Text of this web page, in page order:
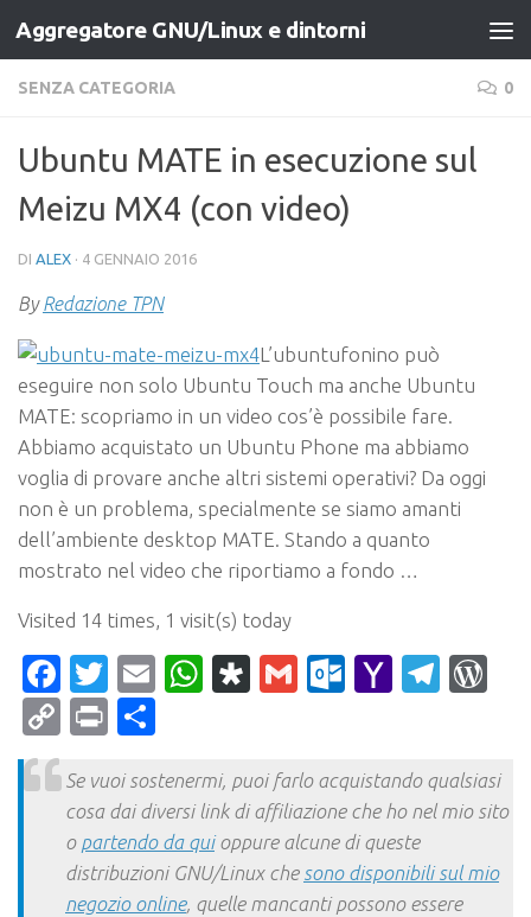
Salta al contenuto
Aggregatore GNU/Linux e dintorni
SENZA CATEGORIA 0
Ubuntu MATE in esecuzione sul
Meizu MX4 (con video)
DI ALEX · 4 GENNAIO 2016
ByRedazione TPN
L’ubuntufonino può
eseguire non solo Ubuntu Touch ma anche Ubuntu
MATE: scopriamo in un video cos’è possibile fare.
Abbiamo acquistato un Ubuntu Phone ma abbiamo
voglia di provare anche altri sistemi operativi? Da oggi
non è un problema, specialmente se siamo amanti
dell’ambiente desktop MATE. Stando a quanto
mostrato nel video che riportiamo a fondo …
Visited 14 times, 1 visit(s) today
Facebook
Twitter
EmailWhatsApp
Diaspora
Gmail Yahoo
CopyPrint
Se vuoi sostenermi, puoi farlo acquistando qualsiasi
cosa dai diversi link di affiliazione che ho nel mio sito
o partendo da quioppure alcune di queste
distribuzioni GNU/Linux che sono disponibili sul mio
negozio online, quelle mancanti possono essere